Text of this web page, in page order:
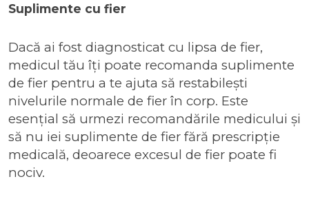
Suplimente cu fier
Dacă ai fost diagnosticat cu lipsa de fier,
medicul tău îți poate recomanda suplimente
de fier pentru a te ajuta să restabilești
nivelurile normale de fier în corp. Este
esențial să urmezi recomandările medicului și
să nu iei suplimente de fier fără prescripție
medicală, deoarece excesul de fier poate fi
nociv.